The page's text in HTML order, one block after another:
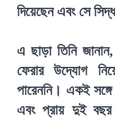
দিয়েছেন এবং সে
এ ছাড়া তিনি
ফেরার উদ্যোগ
পারেননি। একই সঙ্গে
এবং প্রায় দুই বছর